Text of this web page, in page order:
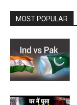
MOST POPULAR